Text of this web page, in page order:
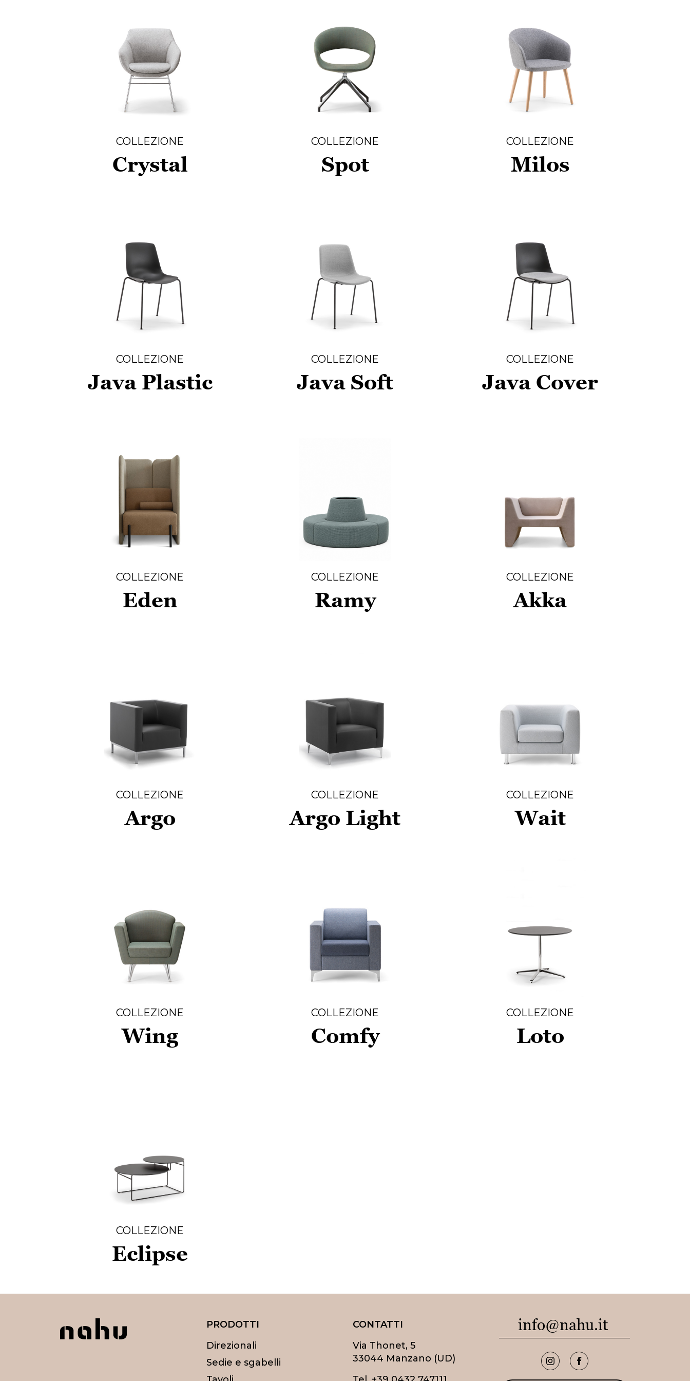
COLLEZIONE
Crystal
COLLEZIONE
Spot
COLLEZIONE
Milos
COLLEZIONE
Java Plastic
COLLEZIONE
Java Soft
COLLEZIONE
Java Cover
COLLEZIONE
Eden
COLLEZIONE
Ramy
COLLEZIONE
Akka
COLLEZIONE
Argo
COLLEZIONE
Argo Light
COLLEZIONE
Wait
COLLEZIONE
Wing
COLLEZIONE
Comfy
COLLEZIONE
Loto
COLLEZIONE
Eclipse
PRODOTTI
Direzionali
Sedie e sgabelli
CONTATTI
Via Thonet, 5
33044 Manzano (UD)
info@nahu.it